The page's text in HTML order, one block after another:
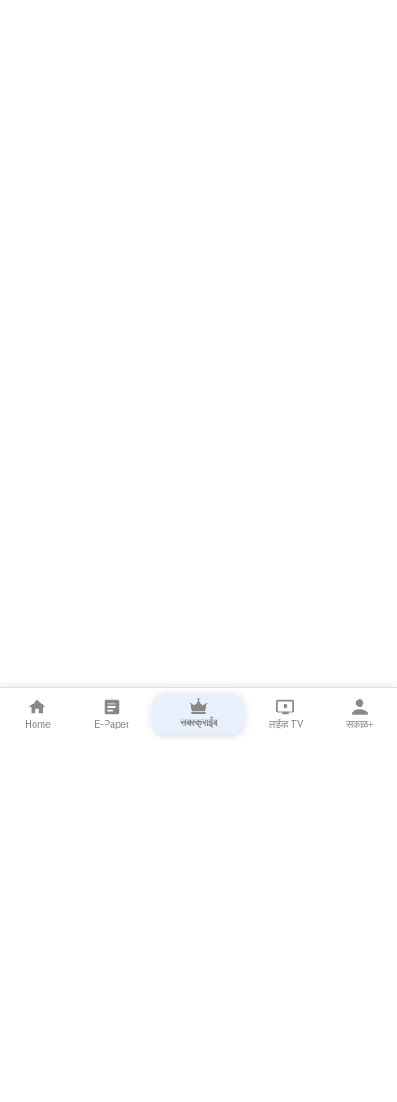
Home E-Paper सबस्क्राईब लाईव्ह TV सकाळ+